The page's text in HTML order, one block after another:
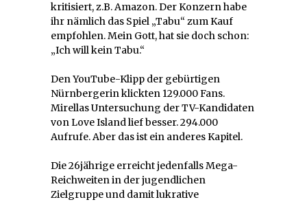
kritisiert, z.B. Amazon. Der Konzern habe
ihr nämlich das Spiel „Tabu“ zum Kauf
empfohlen. Mein Gott, hat sie doch schon:
„Ich will kein Tabu.“
Den YouTube-Klipp der gebürtigen
Nürnbergerin klickten 129.000 Fans.
Mirellas Untersuchung der TV-Kandidaten
von Love Island lief besser. 294.000
Aufrufe. Aber das ist ein anderes Kapitel.
Die 26jährige erreicht jedenfalls Mega-
Reichweiten in der jugendlichen
Zielgruppe und damit lukrative